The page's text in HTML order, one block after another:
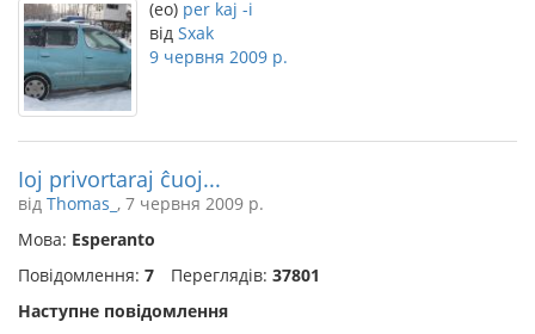
(eo) per kaj -i
від Sxak
9 червня 2009 р.
Ioj privortaraj ĉuoj...
від Thomas_ , 7 червня 2009 р.
Мова: Esperanto
Повідомлення: 7 Переглядів: 37801
Наступне повідомлення